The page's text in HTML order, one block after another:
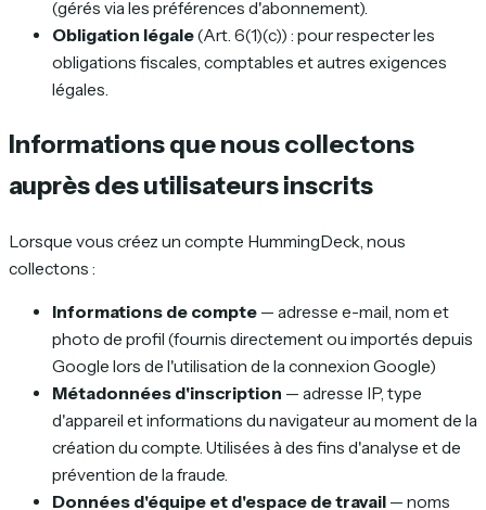
(gérés via les préférences d'abonnement).
Obligation légale(Art. 6(1)(c)) : pour respecter les
obligations fiscales, comptables et autres exigences
légales.
Informations que nous collectons
auprès des utilisateurs inscrits
Lorsque vous créez un compte HummingDeck, nous
collectons :
Informations de compte — adresse e-mail, nom et
photo de profil (fournis directement ou importés depuis
Google lors de l'utilisation de la connexion Google)
Métadonnées d'inscription — adresse IP, type
d'appareil et informations du navigateur au moment de la
création du compte. Utilisées à des fins d'analyse et de
prévention de la fraude.
Données d'équipe et d'espace de travail — noms